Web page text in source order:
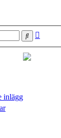
Sök
inlägg